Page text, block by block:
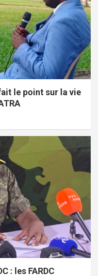
le point sur la vie
: les FARDC